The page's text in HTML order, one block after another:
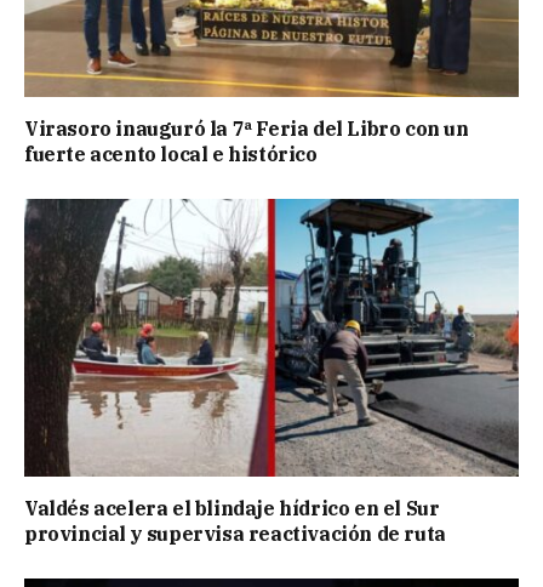
Virasoro inauguró la 7ª Feria del Libro con un
fuerte acento local e histórico
Valdés acelera el blindaje hídrico en el Sur
provincial y supervisa reactivación de ruta